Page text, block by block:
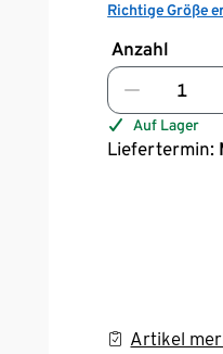
Richtige Größe
Anzahl
Auf Lager
Liefertermin:
Artikel